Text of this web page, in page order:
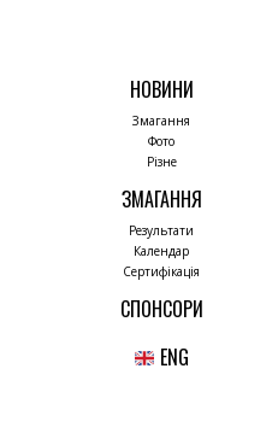
НОВИНИ
Змагання
Фото
Різне
ЗМАГАННЯ
Результати
Календар
Сертифікація
СПОНСОРИ
ENG